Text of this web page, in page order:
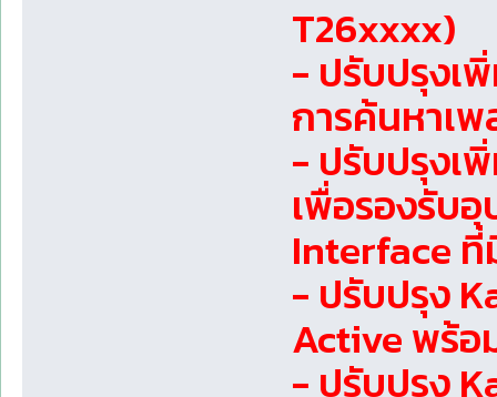
T26xxxx)
- ปรับปรุงเ
การค้นหาเ
- ปรับปรุงเ
เพื่อรองรับ
Interface
- ปรับปรุง
Active พร้อ
- ปรับปรุง